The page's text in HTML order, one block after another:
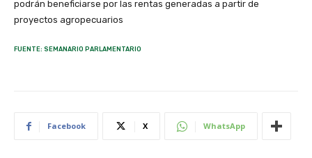
podrán beneficiarse por las rentas generadas a partir de
proyectos agropecuarios
FUENTE: SEMANARIO PARLAMENTARIO
Facebook X WhatsApp